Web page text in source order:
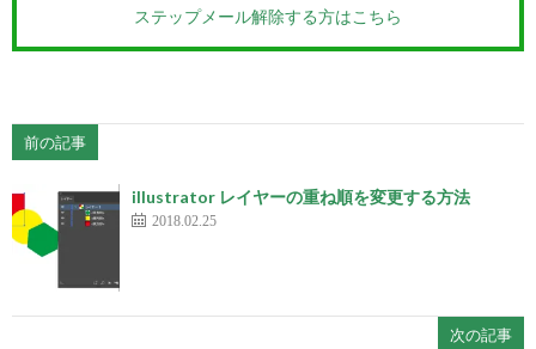
ステップメール解除する方はこちら
前の記事
illustrator レイヤーの重ね順を変更する方法
2018.02.25
次の記事